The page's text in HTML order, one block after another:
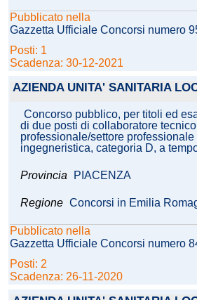
Pubblicato nella
Gazzetta Ufficiale Concorsi numero
Posti: 1
Scadenza: 30-12-2021
AZIENDA UNITA' SANITARIA
Concorso pubblico, per titoli ed
di due posti di collaboratore tecnico
professionale/settore professionale
ingegneristica, categoria D, a
Provincia PIACENZA
Regione Concorsi in Emilia
Pubblicato nella
Gazzetta Ufficiale Concorsi numero
Posti: 2
Scadenza: 26-11-2020